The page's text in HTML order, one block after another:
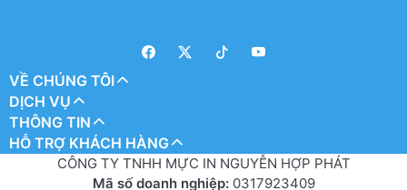
VỀ CHÚNG TÔI
DỊCH VỤ
THÔNG TIN
HỖ TRỢ KHÁCH HÀNG
CÔNG TY TNHH MỰC IN NGUYỄN HỢP PHÁT
Mã số doanh nghiệp: 0317923409